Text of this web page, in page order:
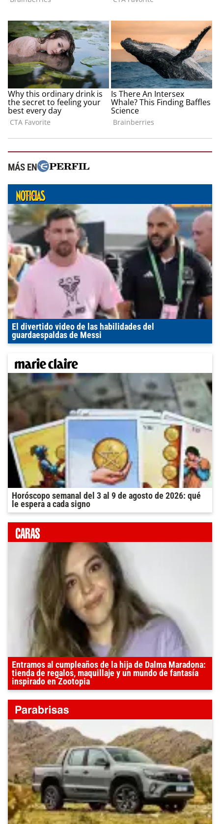
MÁS EN
El divertido video de las habilidades del
guardaespaldas de Messi
Horóscopo semanal del 3 al 9 de agosto de 2026: qué
le espera a cada signo
Entramos al cumpleaños de la hija de Dalma Maradona:
tienda de regalos, maquillaje y un mundo de fantasía
inspirado en Zootopia